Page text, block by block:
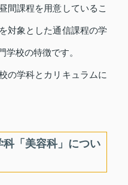
間課程を用意しているこ
対象とした通信課程の学
学校の特徴です。
の学科とカリキュラムに
「美容科」につい